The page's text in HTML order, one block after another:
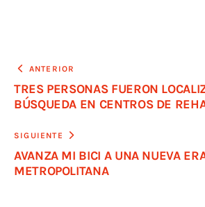
ANTERIOR
TRES PERSONAS FUERON
BÚSQUEDA EN CENTROS DE
SIGUIENTE
AVANZA MI BICI A UNA NUEVA
METROPOLITANA